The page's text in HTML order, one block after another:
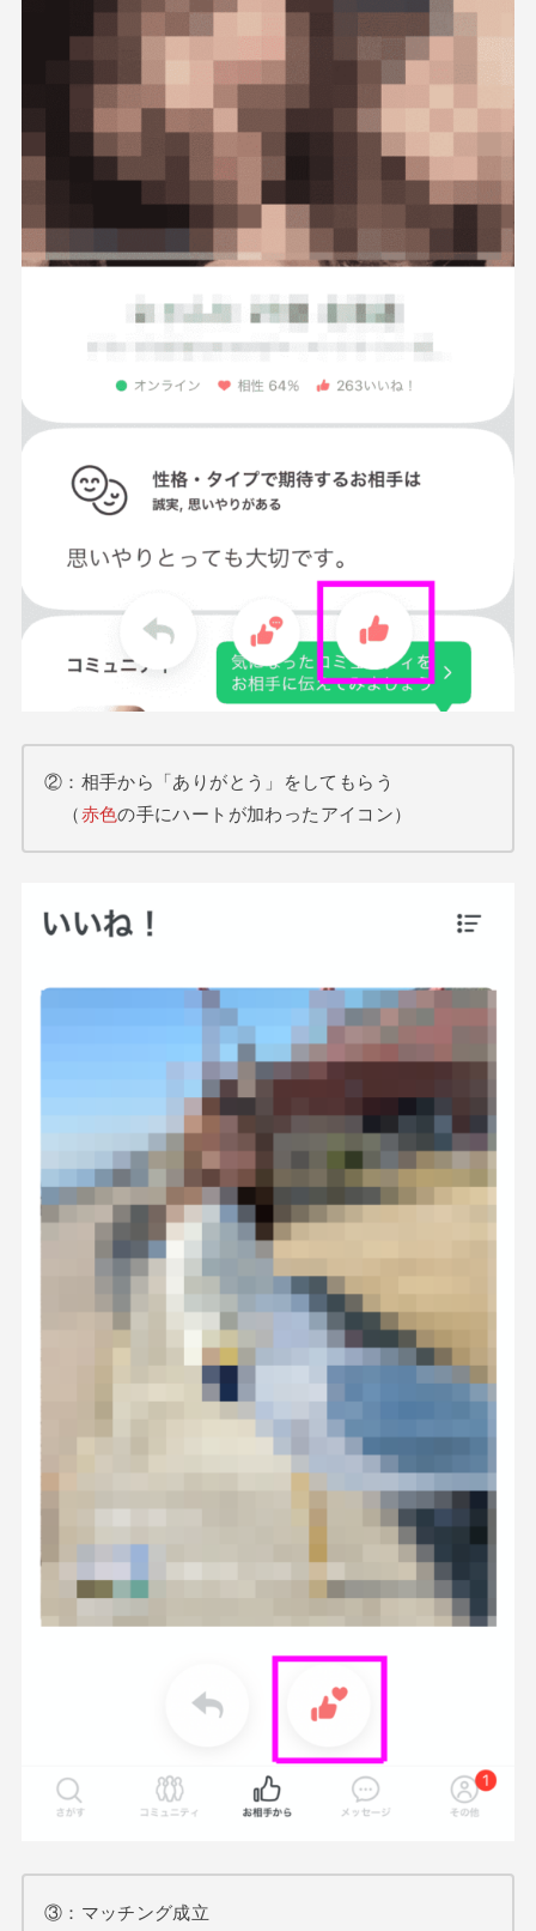
②：相手から「ありがとう」をしてもらう
（赤色の手にハートが加わったアイコン）
③：マッチング成立